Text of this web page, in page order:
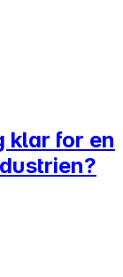
klar for en